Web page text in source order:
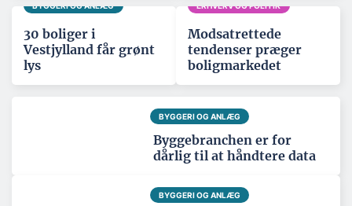
BYGGERI OG ANLÆG
30 boliger i
Vestjylland får grønt
lys
ERHVERV OG POLITIK
Modsatrettede
tendenser præger
boligmarkedet
BYGGERI OG ANLÆG
Byggebranchen er for
dårlig til at håndtere data
BYGGERI OG ANLÆG